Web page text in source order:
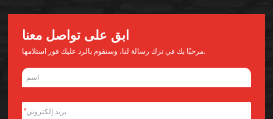
ابق على تواصل معنا
مرحبًا بك في ترك رسالة لنا، وسنقوم بالرد عليك فور استلامها.
*